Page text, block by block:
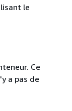
le
Ce
a pas de